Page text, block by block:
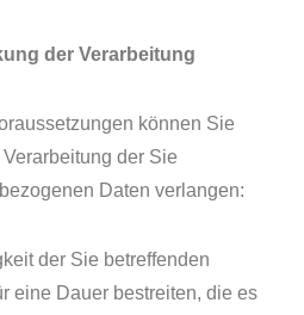
der Verarbeitung
können Sie
der Sie
Daten verlangen:
der Sie betreffenden
eine Dauer bestreiten, die es